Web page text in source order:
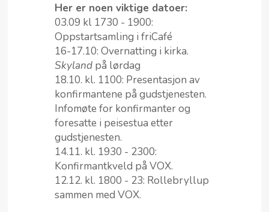
Her er noen viktige datoer:
03.09 kl 1730 - 1900:
Oppstartsamling i friCafé
16-17.10: Overnatting i kirka.
Skyland på lørdag
18.10. kl. 1100: Presentasjon av
konfirmantene på gudstjenesten.
Infomøte for konfirmanter og
foresatte i peisestua etter
gudstjenesten.
14.11. kl. 1930 - 2300:
Konfirmantkveld på VOX.
12.12. kl. 1800 - 23: Rollebryllup
sammen med VOX.